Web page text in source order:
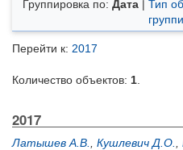
Группировка по: Дата| Тип
Перейти к: 2017
Количество объектов: 1
2017
Латышев А.В. Кушлевич Д.О.